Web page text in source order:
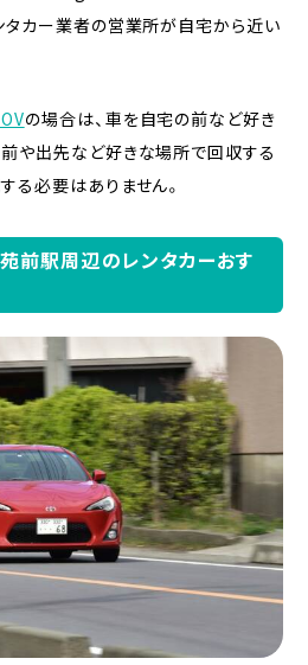
タカー業者の営業所が自宅から近い
の場合は、車を自宅の前など好き
や出先など好きな場所で回収する
る必要はありません。
前駅周辺のレンタカーおす